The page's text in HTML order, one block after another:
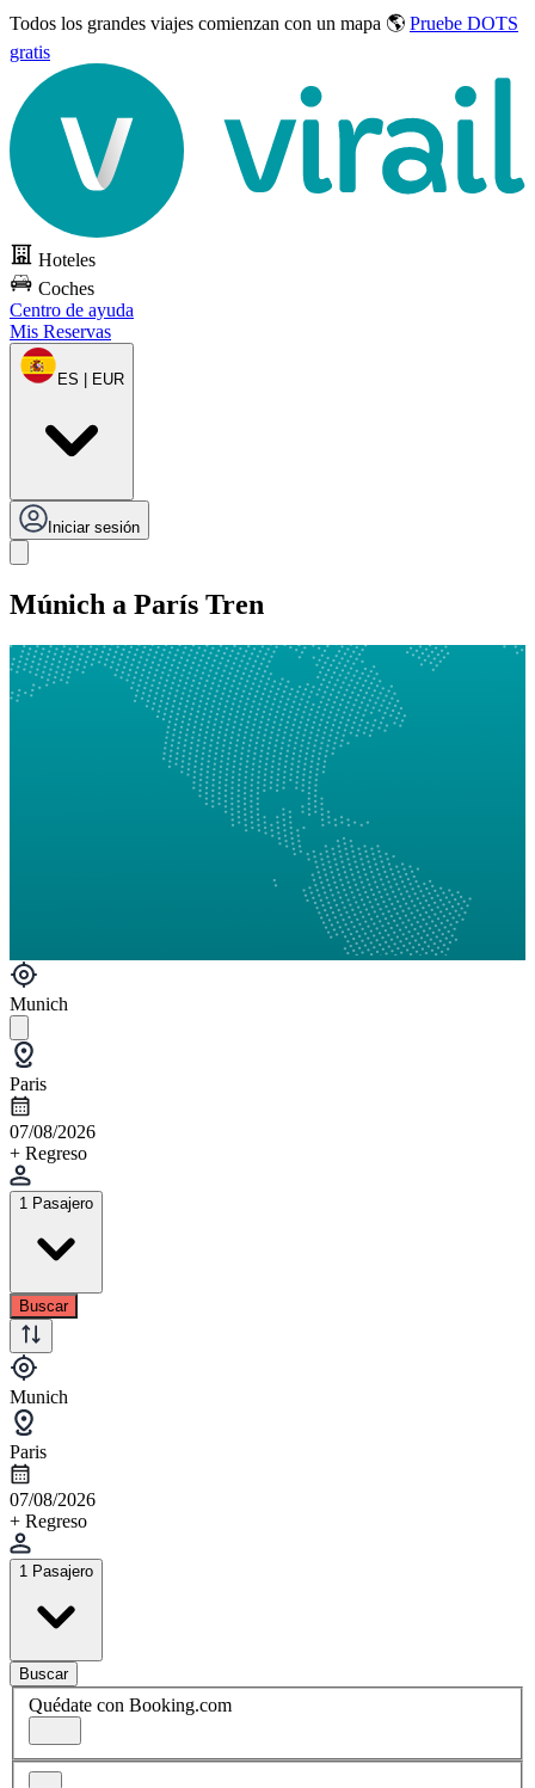
Todos los grandes viajes comienzan con un mapa 🌎 Pruebe DOTS
gratis
Hoteles
Coches
Centro de ayuda
Mis Reservas
ES | EUR
Iniciar sesión
Múnich a París Tren
Munich
Paris
07/08/2026
+ Regreso
1 Pasajero
Buscar
Munich
Paris
07/08/2026
+ Regreso
1 Pasajero
Buscar
Quédate con Booking.com